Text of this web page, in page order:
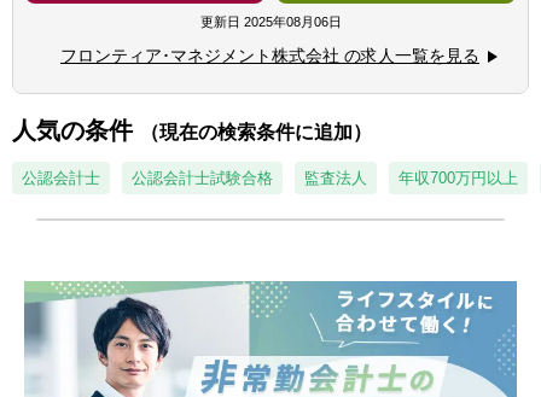
■金融機関や事業会社におけるM&A関連業務
■プロアクティブな方
■スピードとクオリティの料率
を中心としたプロジェクトマネジメント業務
【アピールポイント】
■ソーシング～トランザクション～ＰＭＩま
でＭ＆Ａの一連の機能がすべて揃っており、
Ｍ＆Ａの全てのフェーズに関わることが可能
です。
ムなど多国籍な社員とともに働く環境で、ク
■国内大手総合証券、Big4系FAS、監査法人、
大手総合商社、大手事業会社など様々なバッ
クグラウンドを持つ経験豊富なメンバーから
沢山の学びが得られます。
更新日 2025年08月06日
フロンティア･マネジメント株式会社 の求人一覧を見る
人気の条件 （現在の検索条件に追加）
公認会計士 公認会計士試験合格 監査法人 年収700万円以上